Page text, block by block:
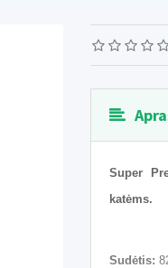
Super
katėms.
Sudėtis: